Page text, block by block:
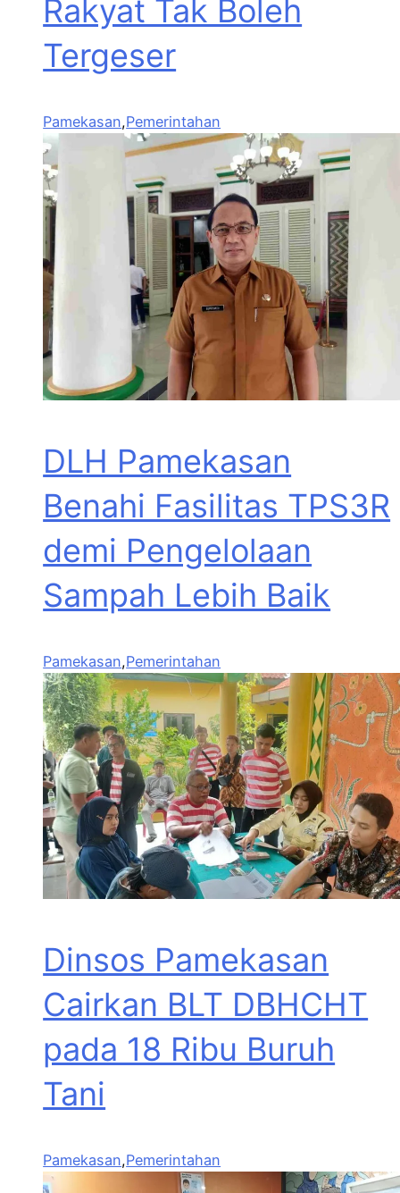
Rakyat Tak Boleh
Tergeser
Pamekasan,Pemerintahan
DLH Pamekasan
Benahi Fasilitas TPS3R
demi Pengelolaan
Sampah Lebih Baik
Pamekasan,Pemerintahan
Dinsos Pamekasan
Cairkan BLT DBHCHT
pada 18 Ribu Buruh
Tani
Pamekasan,Pemerintahan